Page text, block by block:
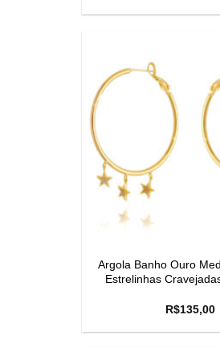
Argola Banho Ouro
Estrelinhas
R$135,00